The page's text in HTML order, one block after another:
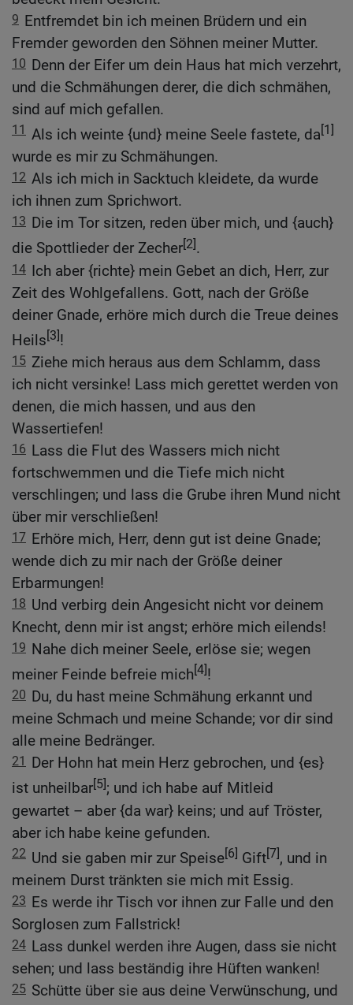
9 Entfremdet bin ich meinen Brüdern und ein
Fremder geworden den Söhnen meiner Mutter.
10 Denn der Eifer um dein Haus hat mich verzehrt,
und die Schmähungen derer, die dich schmähen,
sind auf mich gefallen.
11 Als ich weinte {und} meine Seele fastete, da[1]
wurde es mir zu Schmähungen.
12 Als ich mich in Sacktuch kleidete, da wurde
ich ihnen zum Sprichwort.
13 Die im Tor sitzen, reden über mich, und {auch}
die Spottlieder der Zecher[2].
14 Ich aber {richte} mein Gebet an dich, Herr, zur
Zeit des Wohlgefallens. Gott, nach der Größe
deiner Gnade, erhöre mich durch die Treue deines
Heils[3]!
15 Ziehe mich heraus aus dem Schlamm, dass
ich nicht versinke! Lass mich gerettet werden von
denen, die mich hassen, und aus den
Wassertiefen!
16 Lass die Flut des Wassers mich nicht
fortschwemmen und die Tiefe mich nicht
verschlingen; und lass die Grube ihren Mund nicht
über mir verschließen!
17 Erhöre mich, Herr, denn gut ist deine Gnade;
wende dich zu mir nach der Größe deiner
Erbarmungen!
18 Und verbirg dein Angesicht nicht vor deinem
Knecht, denn mir ist angst; erhöre mich eilends!
19 Nahe dich meiner Seele, erlöse sie; wegen
meiner Feinde befreie mich[4]!
20 Du, du hast meine Schmähung erkannt und
meine Schmach und meine Schande; vor dir sind
alle meine Bedränger.
21
Der Hohn hat mein Herz gebrochen, und {es}
ist unheilbar[5]; und ich habe auf Mitleid
gewartet – aber {da war} keins; und auf Tröster,
aber ich habe keine gefunden.
22 Und sie gaben mir zur Speise[6] Gift[7], und in
meinem Durst tränkten sie mich mit Essig.
23 Es werde ihr Tisch vor ihnen zur Falle und den
Sorglosen zum Fallstrick!
24 Lass dunkel werden ihre Augen, dass sie nicht
sehen; und lass beständig ihre Hüften wanken!
25 Schütte über sie aus deine Verwünschung, und